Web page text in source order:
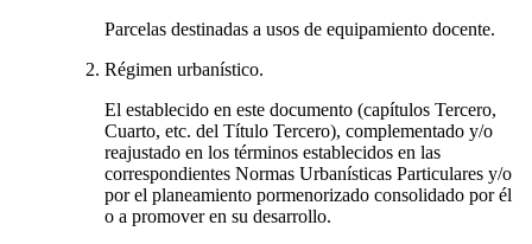
Parcelas destinadas a usos de equipamiento docente.
Régimen urbanístico.
El establecido en este documento (capítulos Tercero,
Cuarto, etc. del Título Tercero), complementado y/o
reajustado en los términos establecidos en las
correspondientes Normas Urbanísticas Particulares y/o
por el planeamiento pormenorizado consolidado por él
o a promover en su desarrollo.